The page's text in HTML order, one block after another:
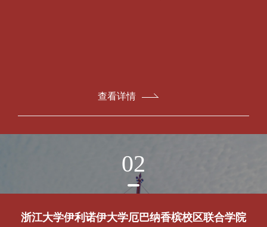
查看详情
02
浙江大学伊利诺伊大学厄巴纳香槟校区联合学院